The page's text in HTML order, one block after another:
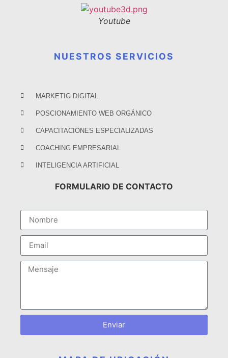
Youtube
NUESTROS SERVICIOS
MARKETIG DIGITAL
POSCIONAMIENTO WEB ORGÁNICO
CAPACITACIONES ESPECIALIZADAS
COACHING EMPRESARIAL
INTELIGENCIA ARTIFICIAL
FORMULARIO DE CONTACTO
Enviar